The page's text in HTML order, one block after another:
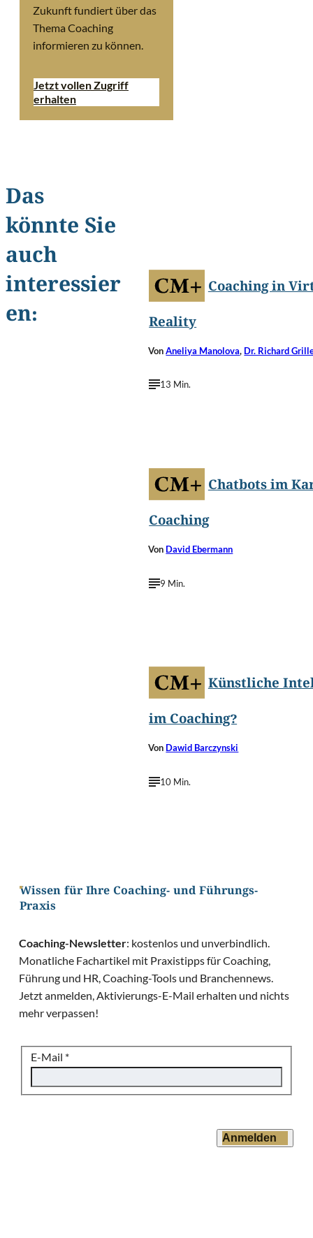
Zukunft fundiert über das
Thema Coaching
informieren zu können.
Jetzt vollen Zugriff
erhalten
Das
könnte Sie
auch
interessier
en:
Coaching in
Reality
VonAneliya Manolova, Dr. Richard
13 Min.
Chatbots im
Coaching
Von David Ebermann
9 Min.
Künstliche
im Coaching?
Von Dawid Barczynski
10 Min.
Wissen für Ihre Coaching- und Führungs-
Praxis
Coaching-Newsletter: kostenlos und unverbindlich.
Monatliche Fachartikel mit Praxistipps für Coaching,
Führung und HR, Coaching-Tools und Branchennews.
Jetzt anmelden, Aktivierungs-E-Mail erhalten und nichts
mehr verpassen!
E-Mail *
Anmelden